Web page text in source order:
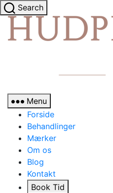
Search
Menu
Forside
Behandlinger
Mærker
Om os
Blog
Kontakt
Book Tid